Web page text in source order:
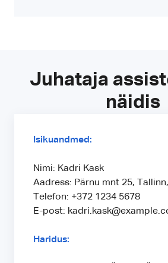
Juhataja
näidis
Isikuandmed:
Nimi: Kadri Kask
Aadress: Pärnu mnt 25,
Telefon: +372 1234 5678
E-post:
Haridus: